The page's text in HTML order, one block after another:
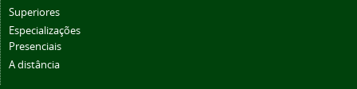
Superiores
Especializações
Presenciais
A distância